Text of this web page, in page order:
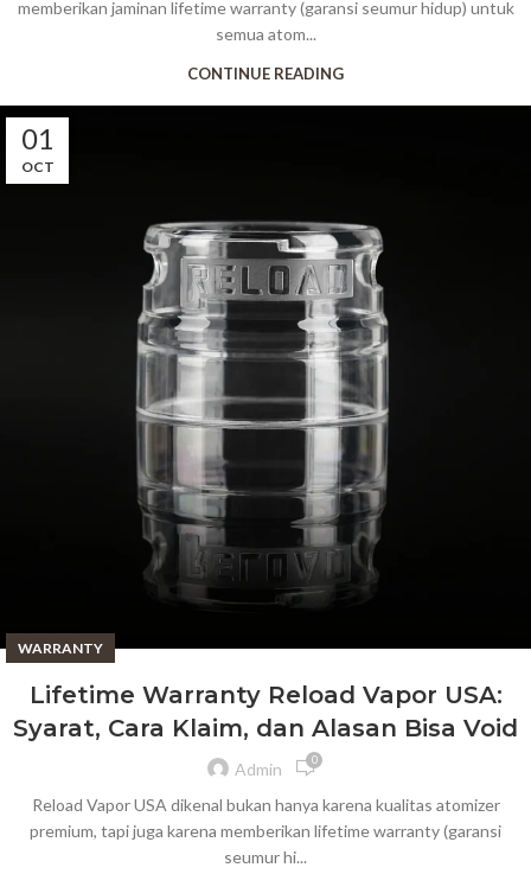
memberikan jaminan lifetime warranty (garansi seumur hidup) untuk
semua atom...
CONTINUE READING
01
OCT
WARRANTY
Lifetime Warranty Reload Vapor USA:
Syarat, Cara Klaim, dan Alasan Bisa Void
Admin 0
Reload Vapor USA dikenal bukan hanya karena kualitas atomizer
premium, tapi juga karena memberikan lifetime warranty (garansi
seumur hi...